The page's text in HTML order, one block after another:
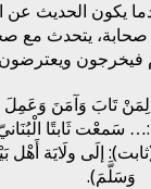
يكون الحديث عن
صحابة، يتحدث
فيخرجون
تَابَ وَآمَنَ وَعَمِلَ
ثَابتًا
إلَى ولَايَة أَهْل
وَسَلَّمَ).